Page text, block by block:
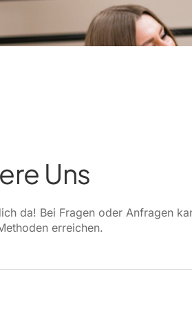
Uns
da! Bei Fragen oder Anfragen
erreichen.